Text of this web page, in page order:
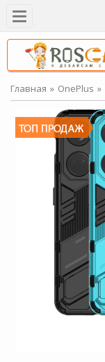
Главная OnePlus